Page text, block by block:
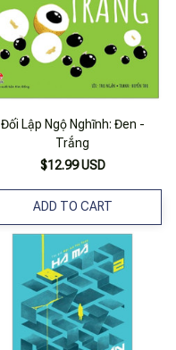
Đối Lập Ngộ Nghĩnh: Đen -
Trắng
$12.99 USD
ADD TO CART